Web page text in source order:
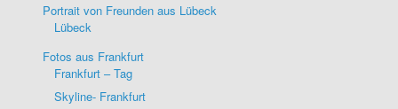
Portrait von Freunden aus Lübeck
Lübeck
Fotos aus Frankfurt
Frankfurt – Tag
Skyline- Frankfurt